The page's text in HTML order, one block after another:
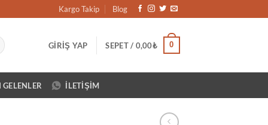
Kargo Takip Blog
GIRIŞ YAP SEPET / 0,00₺ 0
İLETIŞIM